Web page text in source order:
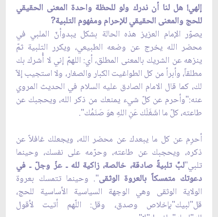
إلهي! هل لنا أن ندرك ولو للحظة واحدة المعنى الحقيقي
للحج والمعنى الحقيقي للإحرام ومفهوم التلبية?
يصوّر الإمام العزيز هذه الحالة بشكل يبدوأنّ الملبي في
محضر الله يخرج عن وضعه الطبيعي، ويكرر التلبية ثمّ
ينزهه عن الشريك بالمعنى المطلق، أي: اللهمّ إني لا أُشرك بك
مطلقاً، وأبرأ من كل الطواغيت الكبار والصغار، ولا استجيب إلاّ
لك، كما قال الامام الصادق عليه السلام في الحديث المروي
عنه:"وأحرم عن كلّ شيء يمنعك من ذكر الله، ويحجبك عن
طاعته، كلّ ما اشَغَلَك عَنِ اللهِ هوَ صَنَمُك".
أحرِم عن كل ما يبعدك عن محضر الله، ويجعلك غافلاً عن
ذكره، ويحجبك عن طاعته، وحرّمه على نفسك، وحينما
تلبي"لبِّ تلبيةً صادقة، خالصة، زاكية لله ـ عزّ وجلّ ـ في
دعوتك متمسكاً بالعروة الوثقى". وحينما تتمسك بعروة
الولاية الوثقى وهي الوجهة السياسية الأساسية للحج،
قل"لبيك"بإخلاص وصدق، وقل: اللّهم أتيت لأقول